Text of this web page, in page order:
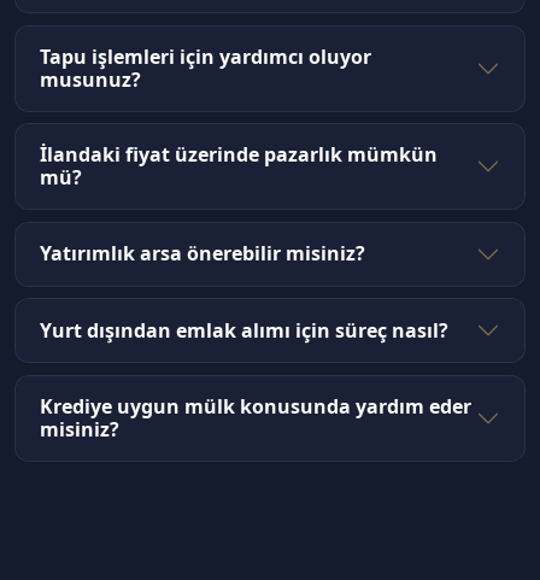
Tapu işlemleri için yardımcı oluyor
musunuz?
İlandaki fiyat üzerinde pazarlık mümkün
mü?
Yatırımlık arsa önerebilir misiniz?
Yurt dışından emlak alımı için süreç nasıl?
Krediye uygun mülk konusunda yardım eder
misiniz?